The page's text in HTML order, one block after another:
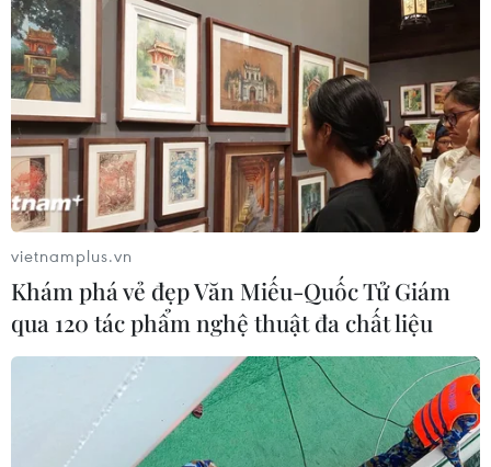
vietnamplus.vn
Khám phá vẻ đẹp Văn Miếu-Quốc Tử Giám
qua 120 tác phẩm nghệ thuật đa chất liệu